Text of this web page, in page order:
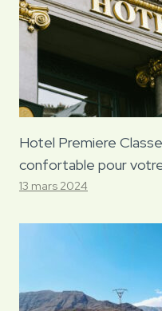
Hotel Premiere
confortable pour
13 mars 2024